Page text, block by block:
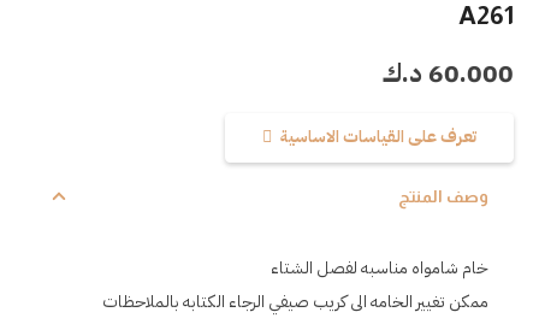
A261
60.000 د.ك
تعرف على القياسات الاساسية
وصف المنتج
خام شامواه مناسبه لفصل الشتاء
ممكن تغيير الخامه الى كريب صيفي الرجاء الكتابه بالملاحظات